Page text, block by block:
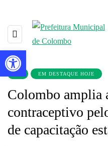
EM DESTAQUE HOJE
Colombo amplia
contraceptivo
de capacitação
Barra de Ferramentas Aberta